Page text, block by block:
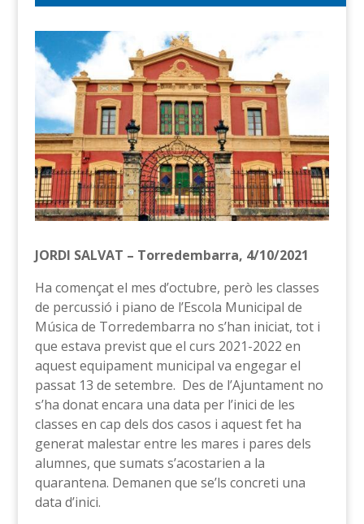
JORDI SALVAT – Torredembarra, 4/10/2021
Ha començat el mes d’octubre, però les classes
de percussió i piano de l’Escola Municipal de
Música de Torredembarra no s’han iniciat, tot i
que estava previst que el curs 2021-2022 en
aquest equipament municipal va engegar el
passat 13 de setembre. Des de l’Ajuntament no
s’ha donat encara una data per l’inici de les
classes en cap dels dos casos i aquest fet ha
generat malestar entre les mares i pares dels
alumnes, que sumats s’acostarien a la
quarantena. Demanen que se’ls concreti una
data d’inici.